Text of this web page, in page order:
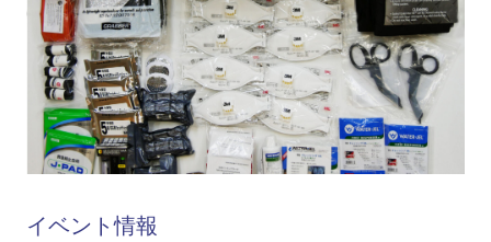
イベント情報